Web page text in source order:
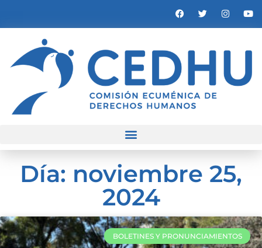
Día: noviembre 25,
2024
BOLETINES Y PRONUNCIAMIENTOS